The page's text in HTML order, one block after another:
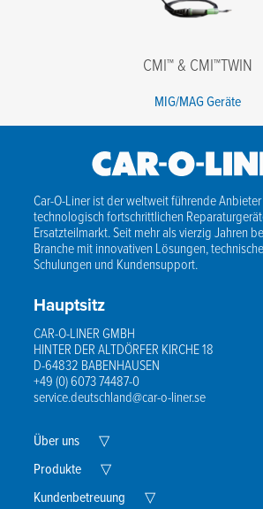
CMI™ & CMI™TWIN
MIG/MAG Geräte
Car-O-Liner ist der weltweit führende
technologisch fortschrittlichen
Ersatzteilmarkt. Seit mehr als vierzig Jahren
Branche mit innovativen Lösungen,
Schulungen und Kundensupport.
Hauptsitz
CAR-O-LINER GMBH
HINTER DER ALTDÖRFER KIRCHE 18
D-64832 BABENHAUSEN
+49 (0) 6073 74487-0
service.deutschland@car-o-liner.se
Über uns ▽Expand
Menu
Produkte ▽Expand
Menu
Kundenbetreuung ▽Expand